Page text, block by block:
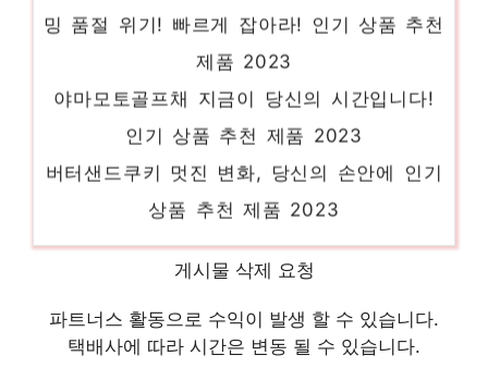
밍 품절 위기! 빠르게 잡아라! 인기 상품 추천
제품 2023
야마모토골프채 지금이 당신의 시간입니다!
인기 상품 추천 제품 2023
버터샌드쿠키 멋진 변화, 당신의 손안에 인기
상품 추천 제품 2023
품 인기 상품 추천 제품 2023
크로스오버존크로스오버GIPS 당신만의 독특
한 스타일링 인기 상품 추천 제품 2023
게시물 삭제 요청
파트너스 활동으로 수익이 발생 할 수 있습니다.
택배사에 따라 시간은 변동 될 수 있습니다.